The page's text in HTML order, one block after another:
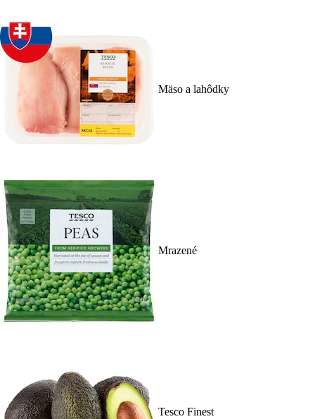
Mäso a lahôdky
Mrazené
Tesco Finest